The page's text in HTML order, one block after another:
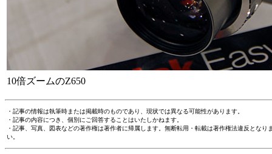
10倍ズームのZ650
・記事の情報は執筆時または掲載時のものであり、現状では異なる可能性があります。
・記事の内容につき、個別にご回答することはいたしかねます。
・記事、写真、図表などの著作権は著作者に帰属します。無断転用・転載は著作権法違反とな
い。